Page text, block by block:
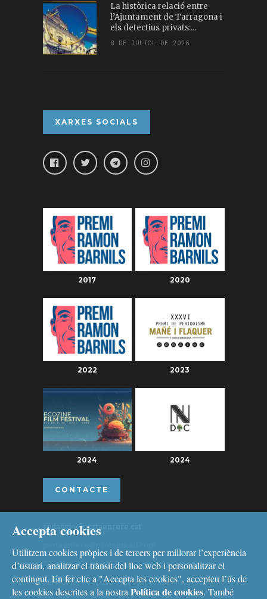
La històrica relació entre
l’Ajuntament de Tarragona i
els detectius privats:...
8 DE JULIOL DE 2026
XARXES SOCIALS
2017 2020
2022 2023
2024 2024
CONTACTE
redaccio@portaenrere.cat
Telèfon: 626 26 19 93
Missatgeria: Whatsapp, Telegram i Signal
Accepta cookies
Utilitzem cookies pròpies i de tercers per millorar l’experiència
d’usuari, analitzar el trànsit del lloc web i personalitzar el
contingut. En fer clic a "Accepta les cookies", accepteu l’ús de
les cookies descrites a la nostra Política de cookies. També